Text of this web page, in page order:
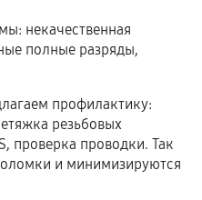
отдельно и
попадание влаги,
некачественная
полные разряды,
профилактику:
резьбовых
проверка проводки. Так
и минимизируются